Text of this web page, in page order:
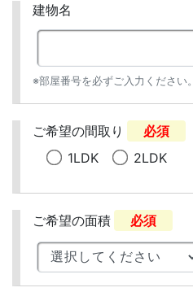
建物名
※部屋番号を必ずご入力ください。
ご希望の間取り
必須
1LDK
2LDK
ご希望の面積 必須